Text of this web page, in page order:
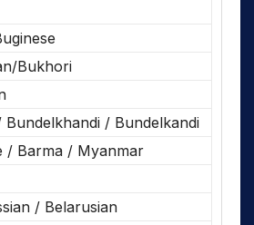
Bukhori
Bundelkhandi / Bundelkandi
/ Barma / Myanmar
/ Belarusian